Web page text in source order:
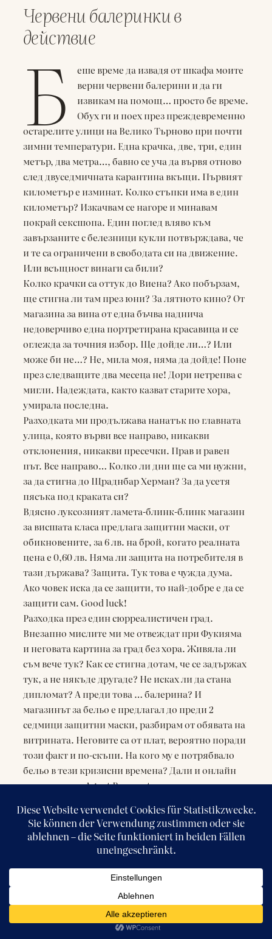
Червени балеринки в
действие
Б
еше време да извадя от шкафа моите
верни червени балерини и да ги
извикам на помощ… просто бе време.
Обух ги и поех през преждевременно
остарелите улици на Велико Търново при почти
зимни температури. Една крачка, две, три, един
метър, два метра…, бавно се уча да вървя отново
след двуседмичната карантина вкъщи. Първият
километър е изминат. Колко стъпки има в един
километър? Изкачвам се нагоре и минавам
покрай сексшопа. Един поглед вляво към
завързаните с белезници кукли потвърждава, че
и те са ограничени в свободата си на движение.
Или всъщност винаги са били?
Колко крачки са оттук до Виена? Ако побързам,
ще стигна ли там през юни? За лятното кино? От
магазина за вина от една бъчва наднича
недоверчиво една портретирана красавица и се
оглежда за точния избор. Ще дойде ли…? Или
може би не…? Не, мила моя, няма да дойде! Поне
през следващите два месеца не! Дори нетрепва с
мигли. Надеждата, както казват старите хора,
умирала последна.
Разходката ми продължава нанатък по главната
улица, която върви все направо, никакви
отклонения, никакви пресечки. Прав и равен
път. Все направо… Колко ли дни ще са ми нужни,
за да стигна до Щраднбар Херман? За да усетя
пясъка под краката си?
Вдясно луксозният ламета-блинк-блинк магазин
за висшата класа предлага защитни маски, от
обикновените, за 6 лв. на брой, когато реалната
цена е 0,60 лв. Няма ли защита на потребителя в
тази държава? Защита. Тук това е чужда дума.
Ако човек иска да се защити, то най-добре е да се
защити сам. Good luck!
Разходка през един сюрреалистичен град.
Внезапно мислите ми ме отвеждат при Фукияма
и неговата картина за град без хора. Живяла ли
съм вече тук? Как се стигна дотам, че се задържах
тук, а не някъде другаде? Не исках ли да стана
дипломат? А преди това … балерина? И
магазинът за бельо е предлагал до преди 2
седмици защитни маски, разбирам от обявата на
витрината. Неговите са от плат, вероятно поради
този факт и по-скъпи. На кого му е потрябвало
бельо в тези кризисни времена? Дали и онлайн
магазинът на Agent Provocateur е преустановил
Там, където преди имаше магазин за обувки,
чета: РАЗПРОДАЖБА НА КУФАРИ. Кой има нужда
от куфар в това време? Досега финансовите
много се въздържаха от пътувания. Сега и с
пълен портфейл не можеш да отидеш никъде.
Но аз продължавам да пътувам. В мислите си.
Bologna, cara mia Bologna! Там ли са още